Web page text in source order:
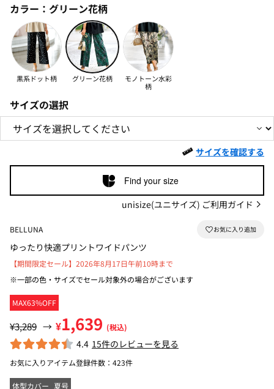
カラー： グリーン花柄
黒系ドット柄 グリーン花柄
モノトーン水彩
柄
サイズの選択
サイズを確認する
Find your size
unisize(ユニサイズ) ご利用ガイド
BELLUNA
ゆったり快適プリントワイドパンツ
MAX63%OFF
【期間限定セール】2026年8月17日午前10時まで
※一部の色・サイズでセール対象外の場合がございます
¥3,289 → ¥1,639 (税込)
4.4 15件のレビューを見る
お気に入りアイテム登録件数： 423件
体型カバー 夏号